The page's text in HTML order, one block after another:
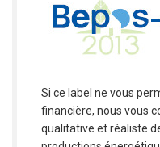
Si ce label ne vous
financière, nous vous
qualitative et réaliste